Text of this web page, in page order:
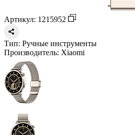
Артикул: 1215952
Тип: Ручные инструменты
Производитель: Xiaomi